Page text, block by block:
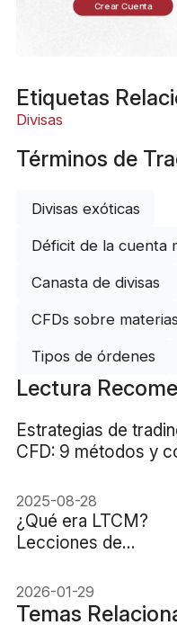
Crear Cuenta
Etiquetas
Divisas
Términos de
Divisas exóticas
Déficit de la cuenta
Canasta de divisas
CFDs sobre
Tipos de órdenes
Lectura
Estrategias de
CFD: 9 métodos y
2025-08-28
¿Qué era LTCM?
Lecciones de
traders
2026-01-29
Temas